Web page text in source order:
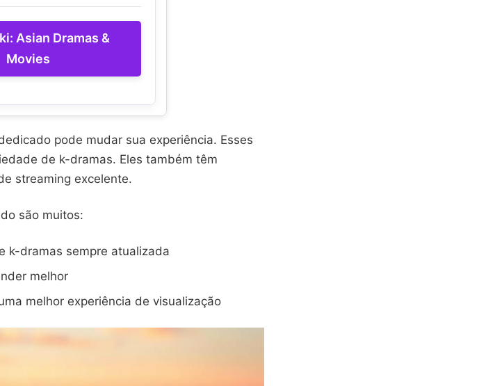
Asian Dramas &
Movies
pode mudar sua experiência. Esses
de k-dramas. Eles também têm
streaming excelente.
são muitos:
k-dramas sempre atualizada
melhor
melhor experiência de visualização